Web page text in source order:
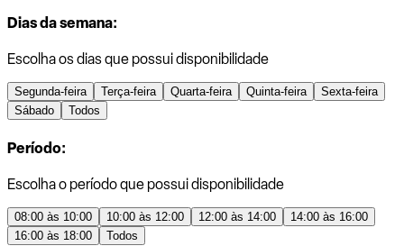
Dias da semana:
Escolha os dias que possui disponibilidade
Segunda-feira Terça-feira Quarta-feira Quinta-feira
Sexta-feira
Sábado
Todos
Período:
Escolha o período que possui disponibilidade
08:00 às 10:00 10:00 às 12:00 12:00 às 14:00
14:00 às 16:00
16:00 às 18:00
Todos